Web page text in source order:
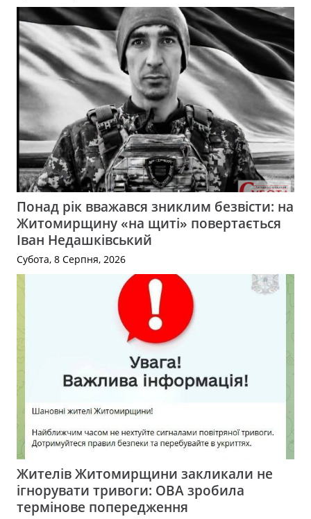
Понад рік вважався зниклим безвісти: на
Житомирщину «на щиті» повертається
Іван Недашківський
Субота, 8 Серпня, 2026
Жителів Житомирщини закликали не
ігнорувати тривоги: ОВА зробила
термінове попередження